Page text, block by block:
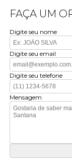
FAÇA UM
Digite seu nome
Digite seu email
Digite seu telefone
Mensagem